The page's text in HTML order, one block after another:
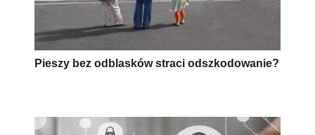
Pieszy bez odblasków straci odszkodowanie?